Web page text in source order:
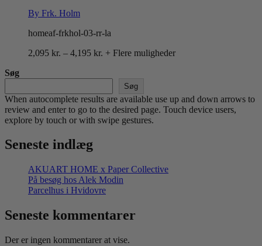
By Frk. Holm
homeaf-frkhol-03-rr-la
2,095 kr. – 4,195 kr. Prisinterval:
4,195 kr.
+ Flere muligheder
Søg
Søg
When autocomplete results are available use up and down arrows to
review and enter to go to the desired page. Touch device users,
explore by touch or with swipe gestures.
Seneste indlæg
AKUART HOME x Paper Collective
På besøg hos Alek Modin
Parcelhus i Hvidovre
Seneste kommentarer
Der er ingen kommentarer at vise.